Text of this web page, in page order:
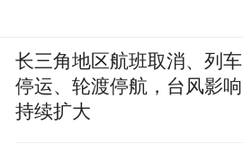
长三角地区航班取消、列车
停运、轮渡停航，台风影响
持续扩大